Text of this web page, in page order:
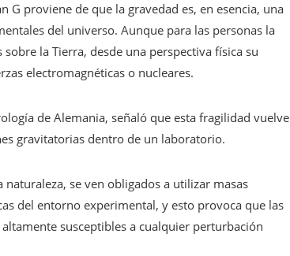
proviene de que la gravedad es, en esencia, una
del universo. Aunque para las personas la
la Tierra, desde una perspectiva física su
electromagnéticas o nucleares.
de Alemania, señaló que esta fragilidad vuelve
gravitatorias dentro de un laboratorio.
se ven obligados a utilizar masas
del entorno experimental, y esto provoca que las
susceptibles a cualquier perturbación